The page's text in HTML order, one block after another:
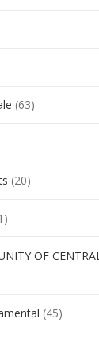
(63)
(20)
OF
(45)